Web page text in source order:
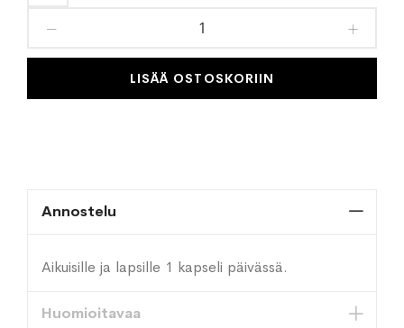
toivelistaan
LISÄÄ OSTOSKORIIN
Annostelu
Aikuisille ja lapsille 1 kapseli päivässä.
Huomioitavaa